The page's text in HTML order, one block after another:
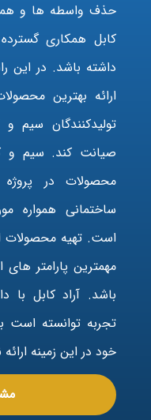
حذف واسطه ها و
کابل همکاری
داشته باشد. در این
ارائه بهترین
تولیدکنندگان سیم
صیانت کند. سیم و
محصولات در
ساختمانی همواره
است. تهیه محصولات
مهمترین پارامتر
باشد. آراد کابل با
تجربه توانسته است
خود در این زمینه ارائه